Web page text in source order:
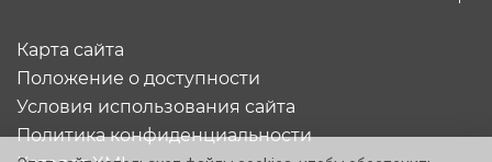
Карта сайта
Положение о доступности
Условия использования сайта
Политика конфиденциальности